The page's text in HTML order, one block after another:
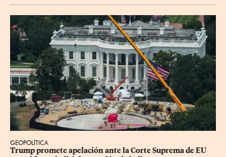
GEOPOLÍTICA
Trump promete apelación ante la Corte Suprema de EU